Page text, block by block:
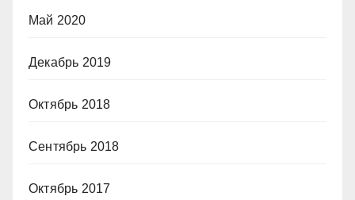
Май 2020
Декабрь 2019
Октябрь 2018
Сентябрь 2018
Октябрь 2017